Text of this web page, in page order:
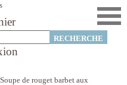
Soupe de rouget barbet aux